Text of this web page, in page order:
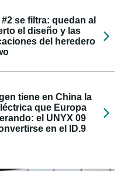
#2 se filtra: quedan al
el diseño y las
del heredero
tiene en China la
que Europa
el UNYX 09
en el ID.9